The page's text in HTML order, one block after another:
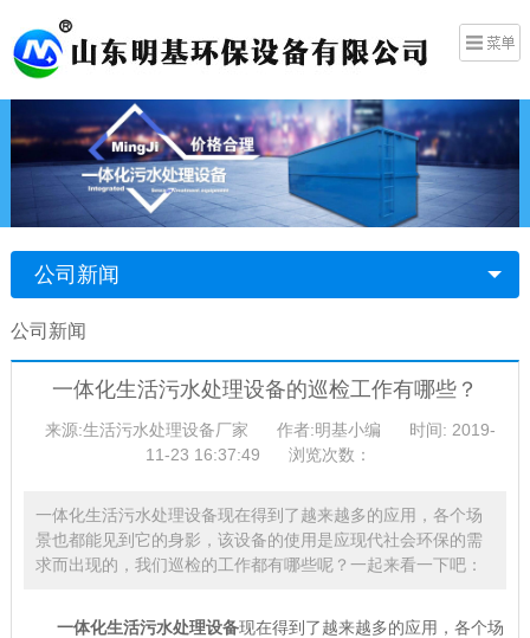
公司新闻
公司新闻
一体化生活污水处理设备的巡检工作有哪些？
来源:生活污水处理设备厂家 作者:明基小编
时间: 2019-
11-23 16:37:49
浏览次数：
一体化生活污水处理设备现在得到了越来越多的应用，各个场
景也都能见到它的身影，该设备的使用是应现代社会环保的需
求而出现的，我们巡检的工作都有哪些呢？一起来看一下吧：
一体化生活污水处理设备现在得到了越来越多的应用，各个场